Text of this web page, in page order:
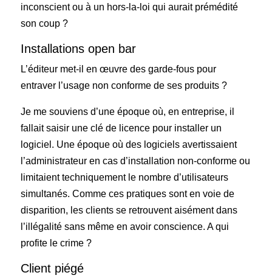
inconscient ou à un hors-la-loi qui aurait prémédité
son coup ?
Installations open bar
L’éditeur met-il en œuvre des garde-fous pour
entraver l’usage non conforme de ses produits ?
Je me souviens d’une époque où, en entreprise, il
fallait saisir une clé de licence pour installer un
logiciel. Une époque où des logiciels avertissaient
l’administrateur en cas d’installation non-conforme ou
limitaient techniquement le nombre d’utilisateurs
simultanés. Comme ces pratiques sont en voie de
disparition, les clients se retrouvent aisément dans
l’illégalité sans même en avoir conscience. A qui
profite le crime ?
Client piégé